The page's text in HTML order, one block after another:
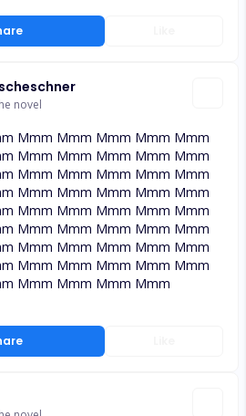
novel
Mmm Mmm Mmm Mmm Mmm
Mmm Mmm Mmm Mmm Mmm
Mmm Mmm Mmm Mmm Mmm
Mmm Mmm Mmm Mmm Mmm
Mmm Mmm Mmm Mmm Mmm
Mmm Mmm Mmm Mmm Mmm
Mmm Mmm Mmm Mmm Mmm
Mmm Mmm Mmm Mmm Mmm
Mmm Mmm Mmm Mmm